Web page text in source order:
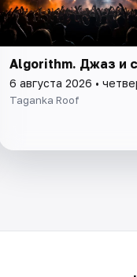
Algorithm. Джаз и
6 августа 2026 •
Taganka Roof